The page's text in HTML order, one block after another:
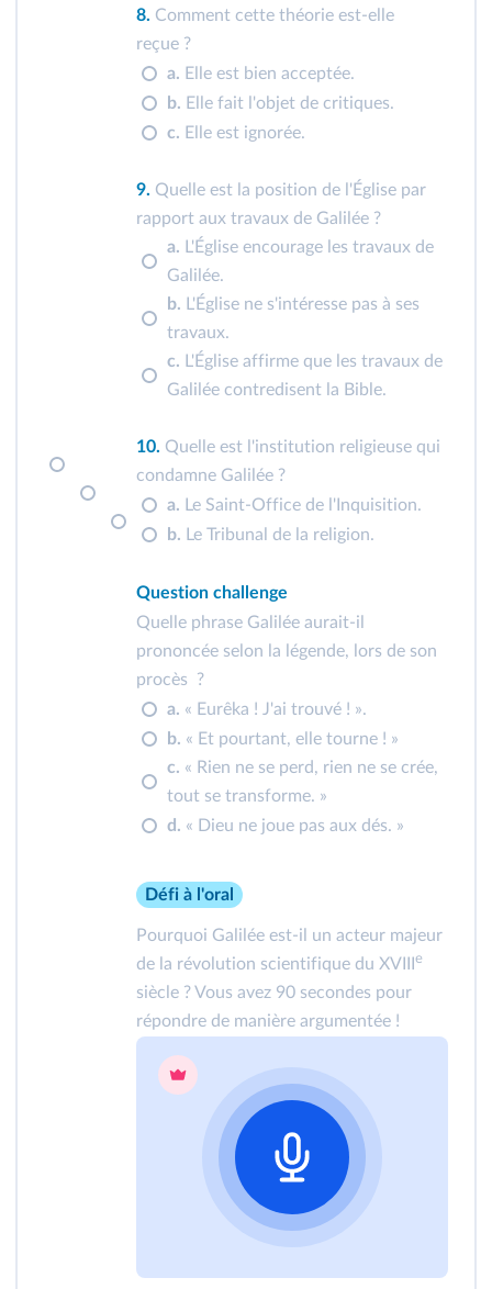
8. Comment cette théorie est-elle
reçue ?
a. Elle est bien acceptée.
b. Elle fait l'objet de critiques.
c. Elle est ignorée.
9. Quelle est la position de l'Église par
rapport aux travaux de Galilée ?
a. L'Église encourage les travaux de
Galilée.
b. L'Église ne s'intéresse pas à ses
travaux.
c. L'Église affirme que les travaux de
Galilée contredisent la Bible.
10. Quelle est l'institution religieuse qui
condamne Galilée ?
a. Le Saint‑Office de l'Inquisition.
b. Le Tribunal de la religion.
Question challenge
Quelle phrase Galilée aurait-il
prononcée selon la légende, lors de son
procès ?
a. « Eurêka ! J'ai trouvé ! ».
b. « Et pourtant, elle tourne ! »
c. « Rien ne se perd, rien ne se crée,
tout se transforme. »
d. « Dieu ne joue pas aux dés. »
Défi à l'oral
Pourquoi Galilée est-il un acteur majeur
de la révolution scientifique du XVIII e
siècle ? Vous avez 90 secondes pour
répondre de manière argumentée !